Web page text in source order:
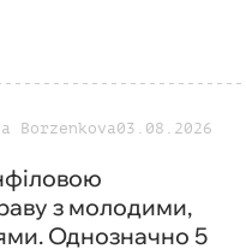
Borzenkova03.08.2026
з молодими,
Однозначно 5